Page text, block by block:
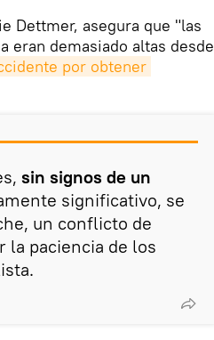
Dettmer, asegura que "las
eran demasiado altas desde
por obtener
sin signos de un
significativo, se
un conflicto de
la paciencia de los